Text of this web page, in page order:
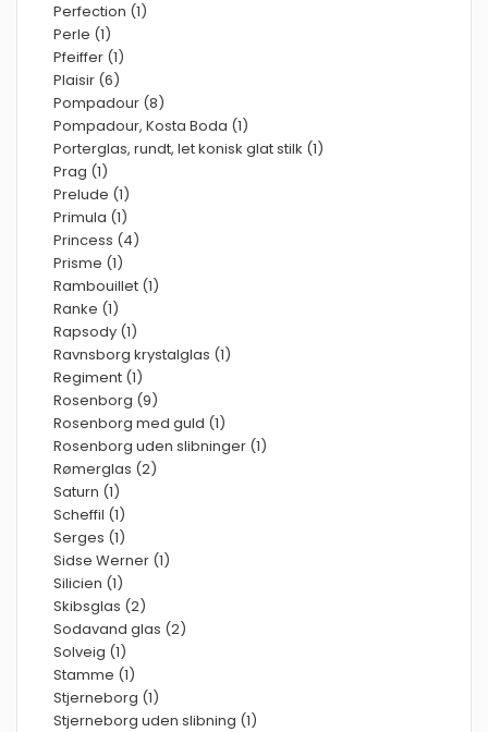
Perfection (1)
Perle (1)
Pfeiffer (1)
Plaisir (6)
Pompadour (8)
Pompadour, Kosta Boda (1)
Porterglas, rundt, let konisk glat stilk (1)
Prag (1)
Prelude (1)
Primula (1)
Princess (4)
Prisme (1)
Rambouillet (1)
Ranke (1)
Rapsody (1)
Ravnsborg krystalglas (1)
Regiment (1)
Rosenborg (9)
Rosenborg med guld (1)
Rosenborg uden slibninger (1)
Rømerglas (2)
Saturn (1)
Scheffil (1)
Serges (1)
Sidse Werner (1)
Silicien (1)
Skibsglas (2)
Sodavand glas (2)
Solveig (1)
Stamme (1)
Stjerneborg (1)
Stjerneborg uden slibning (1)